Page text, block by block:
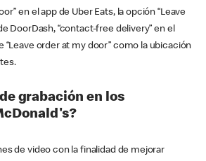
en el app de Uber Eats, la opción “Leave
DoorDash, “contact-free delivery” en el
“Leave order at my door” como la ubicación
grabación en los
de video con la finalidad de mejorar